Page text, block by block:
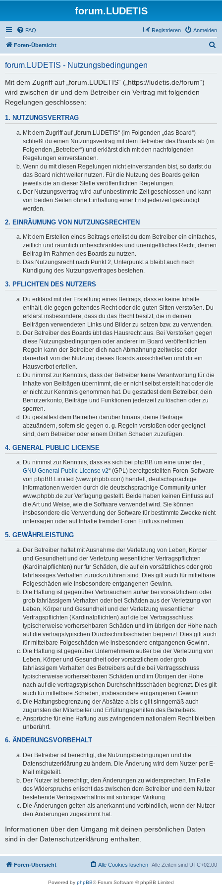
forum.LUDETIS
FAQ Anmelden
Registrieren
Foren-Übersicht
forum.LUDETIS - Nutzungsbedingungen
Mit dem Zugriff auf „forum.LUDETIS“ („https://ludetis.de/forum“)
wird zwischen dir und dem Betreiber ein Vertrag mit folgenden
Regelungen geschlossen:
1. NUTZUNGSVERTRAG
Mit dem Zugriff auf „forum.LUDETIS“ (im Folgenden „das Board“)
schließt du einen Nutzungsvertrag mit dem Betreiber des Boards ab (im
Folgenden „Betreiber“) und erklärst dich mit den nachfolgenden
Regelungen einverstanden.
Wenn du mit diesen Regelungen nicht einverstanden bist, so darfst du
das Board nicht weiter nutzen. Für die Nutzung des Boards gelten
jeweils die an dieser Stelle veröffentlichten Regelungen.
Der Nutzungsvertrag wird auf unbestimmte Zeit geschlossen und kann
von beiden Seiten ohne Einhaltung einer Frist jederzeit gekündigt
werden.
2. EINRÄUMUNG VON NUTZUNGSRECHTEN
Mit dem Erstellen eines Beitrags erteilst du dem Betreiber ein einfaches,
zeitlich und räumlich unbeschränktes und unentgeltliches Recht, deinen
Beitrag im Rahmen des Boards zu nutzen.
Das Nutzungsrecht nach Punkt 2, Unterpunkt a bleibt auch nach
Kündigung des Nutzungsvertrages bestehen.
3. PFLICHTEN DES NUTZERS
Du erklärst mit der Erstellung eines Beitrags, dass er keine Inhalte
enthält, die gegen geltendes Recht oder die guten Sitten verstoßen. Du
erklärst insbesondere, dass du das Recht besitzt, die in deinen
Beiträgen verwendeten Links und Bilder zu setzen bzw. zu verwenden.
Der Betreiber des Boards übt das Hausrecht aus. Bei Verstößen gegen
diese Nutzungsbedingungen oder anderer im Board veröffentlichten
Regeln kann der Betreiber dich nach Abmahnung zeitweise oder
dauerhaft von der Nutzung dieses Boards ausschließen und dir ein
Hausverbot erteilen.
Du nimmst zur Kenntnis, dass der Betreiber keine Verantwortung für die
Inhalte von Beiträgen übernimmt, die er nicht selbst erstellt hat oder die
er nicht zur Kenntnis genommen hat. Du gestattest dem Betreiber, dein
Benutzerkonto, Beiträge und Funktionen jederzeit zu löschen oder zu
sperren.
Du gestattest dem Betreiber darüber hinaus, deine Beiträge
abzuändern, sofern sie gegen o. g. Regeln verstoßen oder geeignet
sind, dem Betreiber oder einem Dritten Schaden zuzufügen.
4. GENERAL PUBLIC LICENSE
Du nimmst zur Kenntnis, dass es sich bei phpBB um eine unter der „
GNU General Public License v2“ (GPL) bereitgestellten Foren-Software
von phpBB Limited (www.phpbb.com) handelt; deutschsprachige
Informationen werden durch die deutschsprachige Community unter
www.phpbb.de zur Verfügung gestellt. Beide haben keinen Einfluss auf
die Art und Weise, wie die Software verwendet wird. Sie können
insbesondere die Verwendung der Software für bestimmte Zwecke nicht
untersagen oder auf Inhalte fremder Foren Einfluss nehmen.
5. GEWÄHRLEISTUNG
Der Betreiber haftet mit Ausnahme der Verletzung von Leben, Körper
und Gesundheit und der Verletzung wesentlicher Vertragspflichten
(Kardinalpflichten) nur für Schäden, die auf ein vorsätzliches oder grob
fahrlässiges Verhalten zurückzuführen sind. Dies gilt auch für mittelbare
Folgeschäden wie insbesondere entgangenen Gewinn.
Die Haftung ist gegenüber Verbrauchern außer bei vorsätzlichem oder
grob fahrlässigem Verhalten oder bei Schäden aus der Verletzung von
Leben, Körper und Gesundheit und der Verletzung wesentlicher
Vertragspflichten (Kardinalpflichten) auf die bei Vertragsschluss
typischerweise vorhersehbaren Schäden und im übrigen der Höhe nach
auf die vertragstypischen Durchschnittsschäden begrenzt. Dies gilt auch
für mittelbare Folgeschäden wie insbesondere entgangenen Gewinn.
Die Haftung ist gegenüber Unternehmern außer bei der Verletzung von
Leben, Körper und Gesundheit oder vorsätzlichem oder grob
fahrlässigem Verhalten des Betreibers auf die bei Vertragsschluss
typischerweise vorhersehbaren Schäden und im Übrigen der Höhe
nach auf die vertragstypischen Durchschnittsschäden begrenzt. Dies gilt
auch für mittelbare Schäden, insbesondere entgangenen Gewinn.
Die Haftungsbegrenzung der Absätze a bis c gilt sinngemäß auch
zugunsten der Mitarbeiter und Erfüllungsgehilfen des Betreibers.
Ansprüche für eine Haftung aus zwingendem nationalem Recht bleiben
unberührt.
6. ÄNDERUNGSVORBEHALT
Der Betreiber ist berechtigt, die Nutzungsbedingungen und die
Datenschutzerklärung zu ändern. Die Änderung wird dem Nutzer per E-
Mail mitgeteilt.
Der Nutzer ist berechtigt, den Änderungen zu widersprechen. Im Falle
des Widerspruchs erlischt das zwischen dem Betreiber und dem Nutzer
bestehende Vertragsverhältnis mit sofortiger Wirkung.
Die Änderungen gelten als anerkannt und verbindlich, wenn der Nutzer
den Änderungen zugestimmt hat.
Informationen über den Umgang mit deinen persönlichen Daten
sind in der Datenschutzerklärung enthalten.
Foren-Übersicht Alle Zeiten sind UTC+02:00
Alle Cookies löschen
Powered by phpBB® Forum Software © phpBB Limited